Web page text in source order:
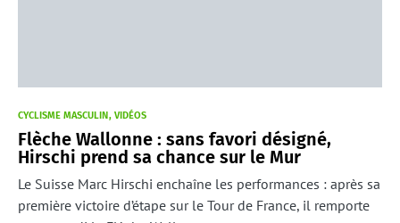
CYCLISME MASCULIN VIDÉOS
Flèche Wallonne : sans favori désigné,
Hirschi prend sa chance sur le Mur
Le Suisse Marc Hirschi enchaîne les performances : après sa
première victoire d’étape sur le Tour de France, il remporte